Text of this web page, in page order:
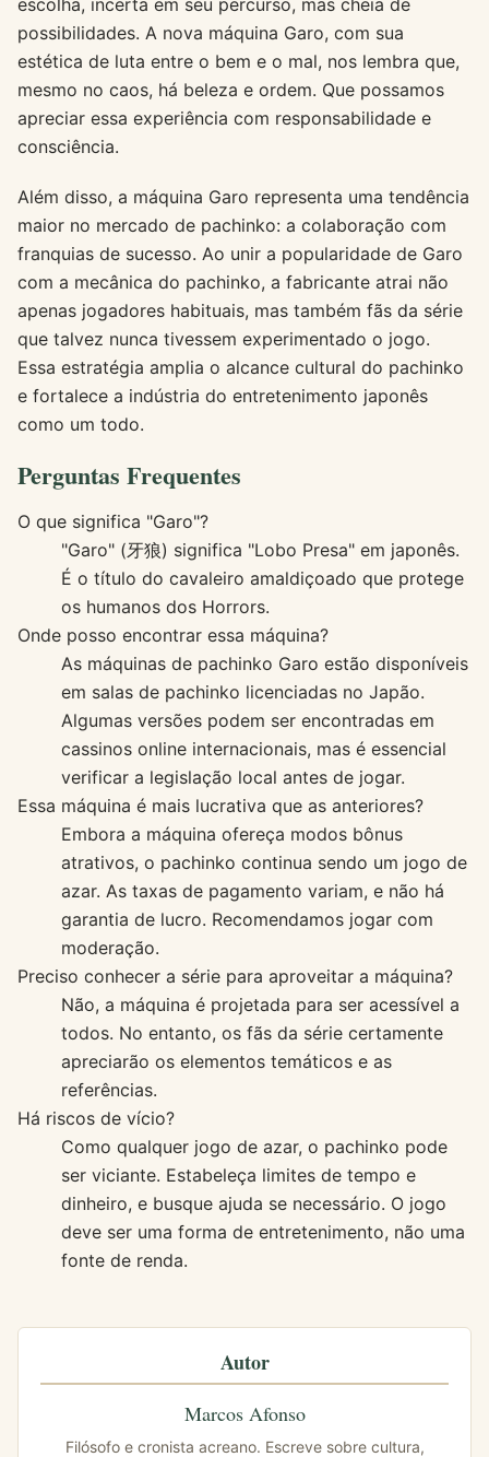
possibilidades. A nova máquina Garo, com sua
estética de luta entre o bem e o mal, nos lembra que,
mesmo no caos, há beleza e ordem. Que possamos
apreciar essa experiência com responsabilidade e
consciência.
Além disso, a máquina Garo representa uma tendência
maior no mercado de pachinko: a colaboração com
franquias de sucesso. Ao unir a popularidade de Garo
com a mecânica do pachinko, a fabricante atrai não
apenas jogadores habituais, mas também fãs da série
que talvez nunca tivessem experimentado o jogo.
Essa estratégia amplia o alcance cultural do pachinko
e fortalece a indústria do entretenimento japonês
como um todo.
Perguntas Frequentes
O que significa "Garo"?
"Garo" (牙狼) significa "Lobo Presa" em japonês.
É o título do cavaleiro amaldiçoado que protege
os humanos dos Horrors.
Onde posso encontrar essa máquina?
As máquinas de pachinko Garo estão disponíveis
em salas de pachinko licenciadas no Japão.
Algumas versões podem ser encontradas em
cassinos online internacionais, mas é essencial
verificar a legislação local antes de jogar.
Essa máquina é mais lucrativa que as anteriores?
Embora a máquina ofereça modos bônus
atrativos, o pachinko continua sendo um jogo de
azar. As taxas de pagamento variam, e não há
garantia de lucro. Recomendamos jogar com
moderação.
Preciso conhecer a série para aproveitar a máquina?
Não, a máquina é projetada para ser acessível a
todos. No entanto, os fãs da série certamente
apreciarão os elementos temáticos e as
referências.
Há riscos de vício?
Como qualquer jogo de azar, o pachinko pode
ser viciante. Estabeleça limites de tempo e
dinheiro, e busque ajuda se necessário. O jogo
deve ser uma forma de entretenimento, não uma
fonte de renda.
Autor
Marcos Afonso
Filósofo e cronista acreano. Escreve sobre cultura,